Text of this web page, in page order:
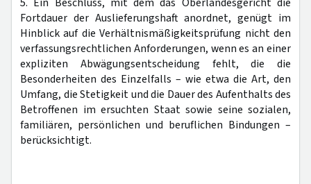
Fortdauer der Auslieferungshaft anordnet, genügt im
Hinblick auf die Verhältnismäßigkeitsprüfung nicht den
verfassungsrechtlichen Anforderungen, wenn es an einer
expliziten Abwägungsentscheidung fehlt, die die
Besonderheiten des Einzelfalls – wie etwa die Art, den
Umfang, die Stetigkeit und die Dauer des Aufenthalts des
Betroffenen im ersuchten Staat sowie seine sozialen,
familiären, persönlichen und beruflichen Bindungen –
berücksichtigt.